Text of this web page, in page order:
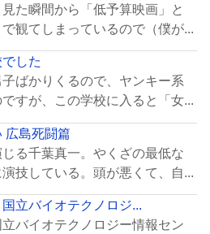
た瞬間から「低予算映画」と
観てしまっているので（僕が...
した
ばかりくるので、ヤンキー系
すが、この学校に入ると「女...
広島死闘篇
る千葉真一。やくざの最低な
演技している。頭が悪くて、自...
立バイオテクノロジ...
バイオテクノロジー情報セン